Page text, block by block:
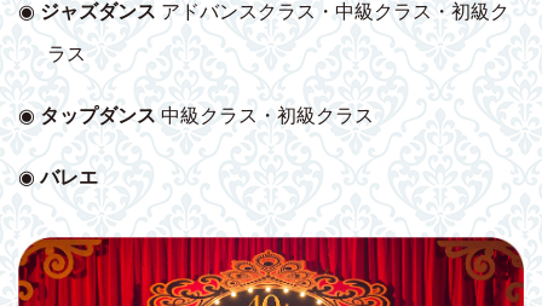
◉ジャズダンス アドバンスクラス・中級クラス・初級ク
ラス
◉タップダンス 中級クラス・初級クラス
◉バレエ